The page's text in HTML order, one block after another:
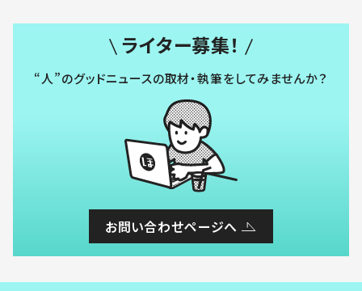
ライター募集！
“人”のグッドニュースの取材・執筆をしてみませんか？
お問い合わせページへ